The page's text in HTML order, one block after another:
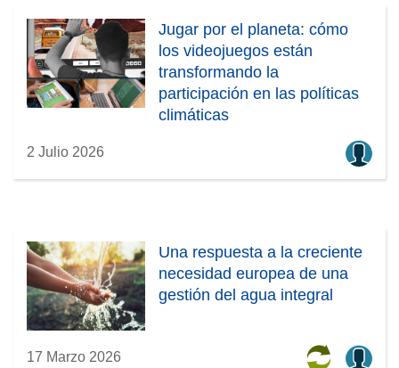
Jugar por el planeta: cómo
los videojuegos están
transformando la
participación en las políticas
climáticas
2 Julio 2026
Una respuesta a la creciente
necesidad europea de una
gestión del agua integral
17 Marzo 2026